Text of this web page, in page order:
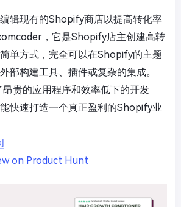
辑现有的Shopify商店以提高转化率
，它是Shopify店主创建高转
单方式，完全可以在Shopify的主题
部构建工具、插件或复杂的集成。
贵的应用程序和效率低下的开发
快速打造一个真正盈利的Shopify业
on Product Hunt